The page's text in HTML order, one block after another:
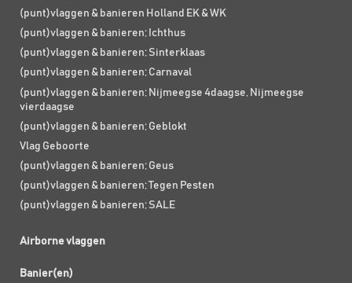
(punt)vlaggen & banieren Holland EK & WK
(punt)vlaggen & banieren; Ichthus
(punt)vlaggen & banieren; Sinterklaas
(punt)vlaggen & banieren; Carnaval
(punt)vlaggen & banieren; Nijmeegse 4daagse, Nijmeegse
vierdaagse
(punt)vlaggen & banieren; Geblokt
Vlag Geboorte
(punt)vlaggen & banieren; Geus
(punt)vlaggen & banieren; Tegen Pesten
(punt)vlaggen & banieren; SALE
Airborne vlaggen
Banier(en)